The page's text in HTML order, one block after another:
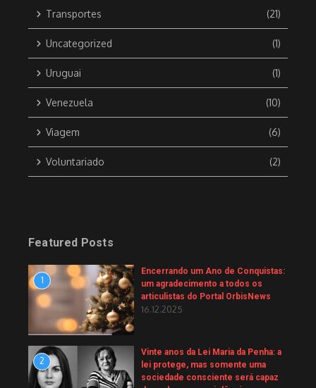
Transportes (21)
Uncategorized (1)
Uruguai (1)
Venezuela (10)
Viagem (6)
Voluntariado (2)
Featured Posts
1
Encerrando um Ano de Conquistas:
um agradecimento a todos os
articulistas do Portal OrbisNews
16.12.2025
2
Vinte anos da Lei Maria da Penha: a
lei protege, mas somente uma
sociedade consciente será capaz